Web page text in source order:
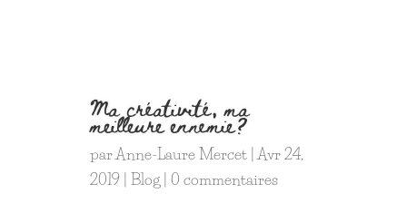
Ma créativité, ma
meilleure ennemie?
par Anne-Laure Mercet| Avr 24,
2019
Blog| 0 commentaires